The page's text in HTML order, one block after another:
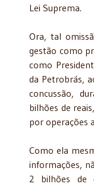
Lei Suprema.
Ora, tal
gestão como
como
da Petrobrás,
concussão,
bilhões de
por operações
Como ela
informações,
2 bilhões de